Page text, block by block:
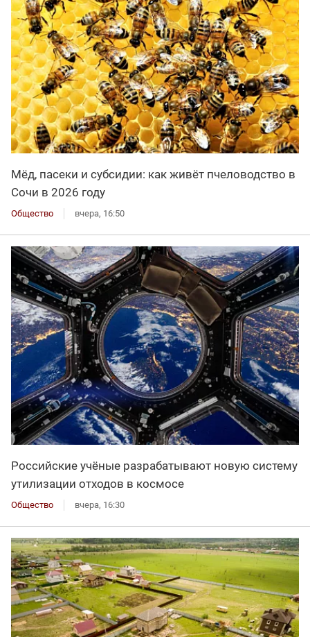
Мёд, пасеки и субсидии: как живёт пчеловодство в
Сочи в 2026 году
Общество вчера, 16:50
Российские учёные разрабатывают новую систему
утилизации отходов в космосе
Общество вчера, 16:30